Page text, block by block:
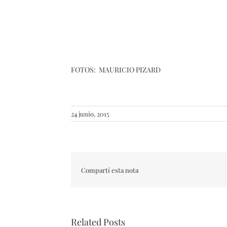
FOTOS: MAURICIO PIZARD
24 junio, 2015
Compartí esta nota
Related Posts